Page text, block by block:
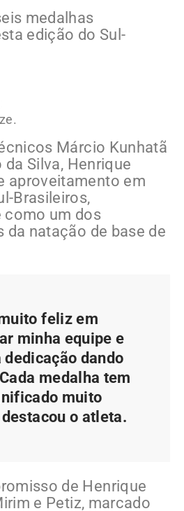
medalhas
edição do Sul-
Márcio Kunhatã
da Silva, Henrique
aproveitamento em
Brasileiros,
como um dos
da natação de base de
feliz em
minha equipe e
dedicação dando
medalha tem
muito
o atleta.
de Henrique
e Petiz, marcado